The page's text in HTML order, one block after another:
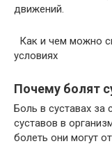
движений.
Как и чем можно
условиях
Почему болят
Боль в суставах
суставов в
болеть они могут